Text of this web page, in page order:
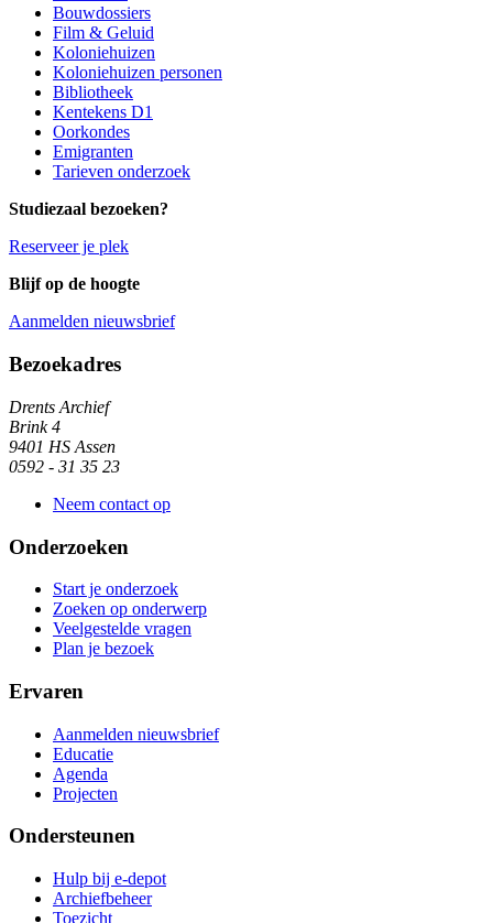
Bouwdossiers
Film & Geluid
Koloniehuizen
Koloniehuizen personen
Bibliotheek
Kentekens D1
Oorkondes
Emigranten
Tarieven onderzoek
Studiezaal bezoeken?
Reserveer je plek
Blijf op de hoogte
Aanmelden nieuwsbrief
Algemene informatie
Bezoekadres
Drents Archief
Brink 4
9401 HS Assen
0592 - 31 35 23
Neem contact op
Onderzoeken
Start je onderzoek
Zoeken op onderwerp
Veelgestelde vragen
Plan je bezoek
Ervaren
Aanmelden nieuwsbrief
Educatie
Agenda
Projecten
Ondersteunen
Hulp bij e-depot
Archiefbeheer
Toezicht